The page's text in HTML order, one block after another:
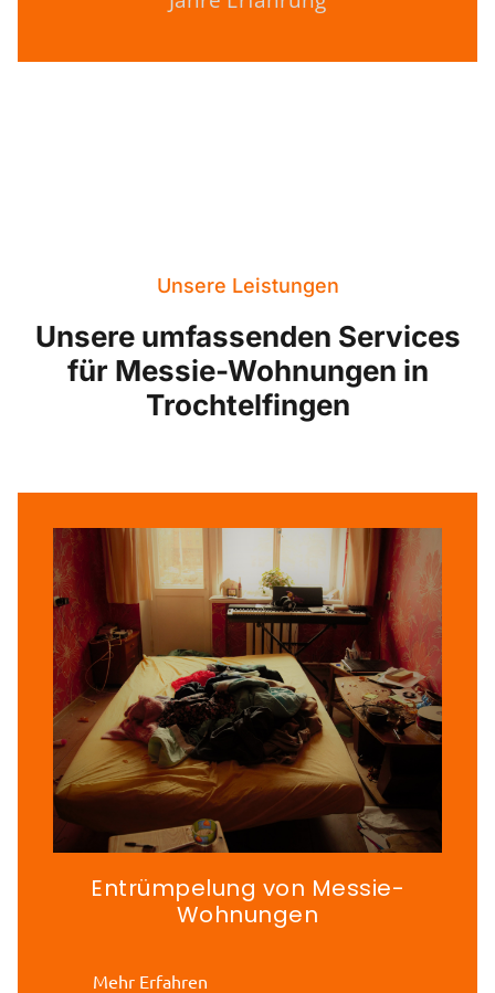
Unsere Leistungen
Unsere umfassenden Services
für Messie-Wohnungen in
Trochtelfingen
Entrümpelung von Messie-
Wohnungen
Mehr Erfahren